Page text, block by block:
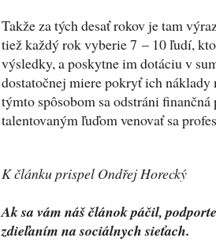
Takže za tých desať rokov je tam
tiež každý rok vyberie 7 – 10 ľudí,
výsledky, a poskytne im dotáciu v
dostatočnej miere pokryť ich náklady
týmto spôsobom sa odstráni
talentovaným ľuďom venovať sa
K článku prispel Ondřej Horecký
Ak sa vám náš článok páčil,
zdieľaním na sociálnych sieťach.